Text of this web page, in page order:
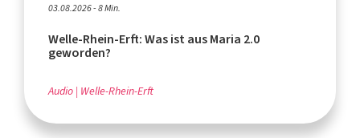
03.08.2026 - 8 Min.
Welle-Rhein-Erft: Was ist aus Maria 2.0
geworden?
Audio Welle-Rhein-Erft